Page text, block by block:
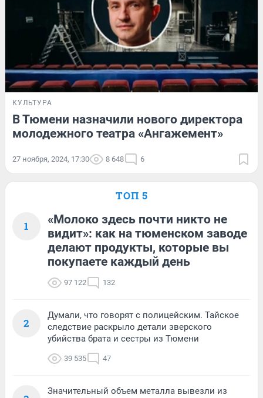
КУЛЬТУРА
В Тюмени назначили нового директора
молодежного театра «Ангажемент»
27 ноября, 2024, 17:30 8 648 6
ТОП 5
1
«Молоко здесь почти никто не
видит»: как на тюменском заводе
делают продукты, которые вы
покупаете каждый день
97 122 132
2
Думали, что говорят с полицейским. Тайское
следствие раскрыло детали зверского
убийства брата и сестры из Тюмени
39 535 47
Значительный объем металла вывезли из